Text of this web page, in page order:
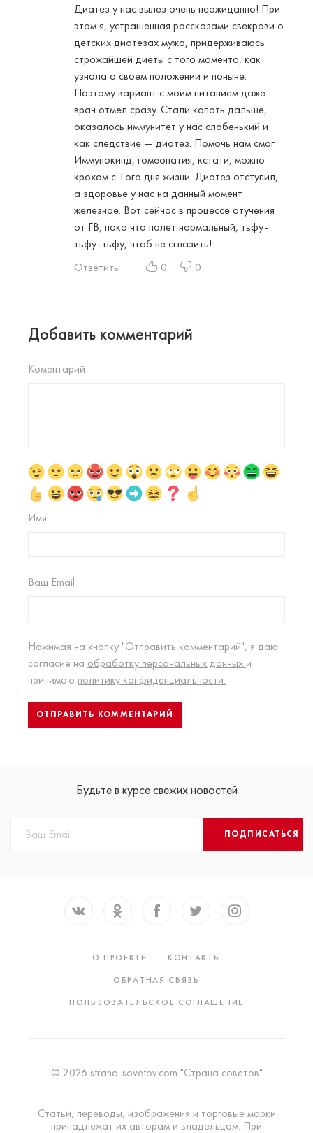
Диатез у нас вылез очень неожиданно! При
этом я, устрашенная рассказами свекрови о
детских диатезах мужа, придерживаюсь
строжайшей диеты с того момента, как
узнала о своем положении и поныне.
Поэтому вариант с моим питанием даже
врач отмел сразу. Стали копать дальше,
оказалось иммунитет у нас слабенький и
как следствие — диатез. Помочь нам смог
Иммунокинд, гомеопатия, кстати, можно
крохам с 1ого дня жизни. Диатез отступил,
а здоровье у нас на данный момент
железное. Вот сейчас в процессе отучения
от ГВ, пока что полет нормальный, тьфу-
тьфу-тьфу, чтоб не сглазить!
Ответить
0 0
Добавить комментарий
Коментарий
Имя
Ваш Email
Нажимая на кнопку "Отправить комментарий", я даю
согласие на обработку персональных данных и
принимаю политику конфиденциальности.
Будьте в курсе свежих новостей
ПОДПИСАТЬСЯ
О ПРОЕКТЕ
КОНТАКТЫ
ОБРАТНАЯ СВЯЗЬ
ПОЛЬЗОВАТЕЛЬСКОЕ СОГЛАШЕНИЕ
© 2026 strana-sovetov.com "Страна советов"
Статьи, переводы, изображения и торговые марки
принадлежат их авторам и владельцам. При